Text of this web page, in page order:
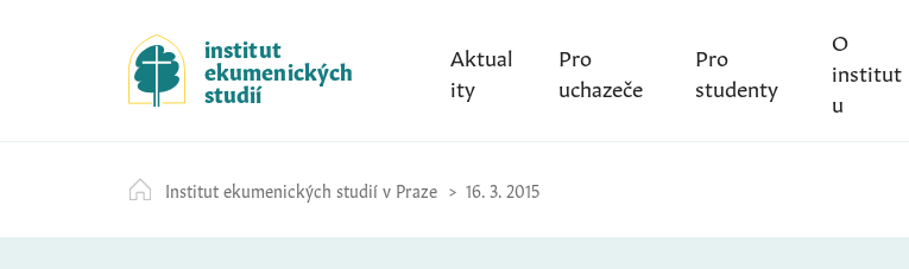
k
i
p
t
c
o
institut
ekumenických
studií
Aktual
ity
Pro
uchazeče
Pro
studenty
O
institut
u
Institut ekumenických studií v Praze 16. 3. 2015